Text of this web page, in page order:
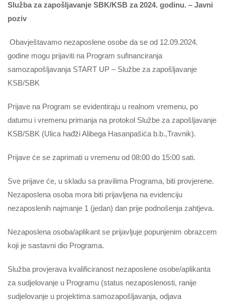
Služba za zapošljavanje SBK/KSB za 2024. godinu. – Javni
poziv
Obavještavamo nezaposlene osobe da se od 12.09.2024.
godine mogu prijaviti na Program sufinanciranja
samozapošljavanja START UP – Službe za zapošljavanje
KSB/SBK
Prijave na Program se evidentiraju u realnom vremenu, po
datumu i vremenu primanja na protokol Službe za zapošljavanje
KSB/SBK (Ulica hađži Alibega Hasanpašića b.b.,Travnik).
Prijave će se zaprimati u vremenu od 08:00 do 15:00 sati.
Sve prijave će, u skladu sa pravilima Programa, biti provjerene.
Nezaposlena osoba mora biti prijavljena na evidenciju
nezaposlenih najmanje 1 (jedan) dan prije podnošenja zahtjeva.
Nezaposlena osoba/aplikant se prijavljuje popunjenim obrazcem
koji je sastavni dio Programa.
Služba provjerava kvalificiranost nezaposlene osobe/aplikanta
za sudjelovanje u Programu (status nezaposlenosti, ranije
sudjelovanje u projektima samozapošljavanja, odjava